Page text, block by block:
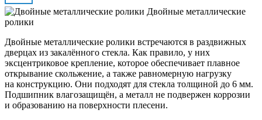
Двойные металлические
ролики
Двойные металлические ролики встречаются в раздвижных
дверцах из закалённого стекла. Как правило, у них
эксцентриковое крепление, которое обеспечивает плавное
открывание скольжение, а также равномерную нагрузку
на конструкцию. Они подходят для стекла толщиной до 6 мм.
Подшипник влагозащищён, а металл не подвержен коррозии
и образованию на поверхности плесени.